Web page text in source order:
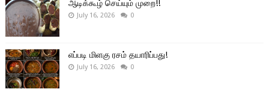
ஆடிக்கூழ் செய்யும் முறை!!
July 16, 2026 0
எப்படி மிளகு ரசம் தயாரிப்பது!
July 16, 2026 0